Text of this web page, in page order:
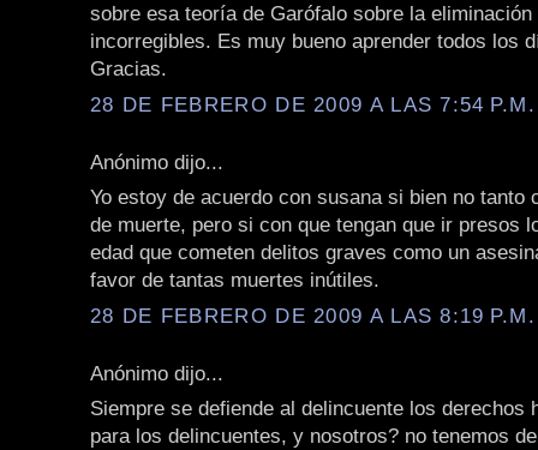
sobre esa teoría de Garófalo sobre la eliminación
incorregibles. Es muy bueno aprender todos los
Gracias.
28 DE FEBRERO DE 2009 A LAS 7:54 P.M.
Anónimo dijo...
Yo estoy de acuerdo con susana si bien no tanto
de muerte, pero si con que tengan que ir presos
edad que cometen delitos graves como un
favor de tantas muertes inútiles.
28 DE FEBRERO DE 2009 A LAS 8:19 P.M.
Anónimo dijo...
Siempre se defiende al delincuente los derechos
para los delincuentes, y nosotros? no tenemos